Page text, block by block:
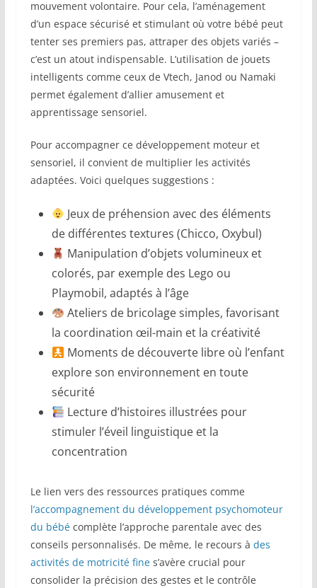
mouvement volontaire. Pour cela, l’aménagement
d’un espace sécurisé et stimulant où votre bébé peut
tenter ses premiers pas, attraper des objets variés –
c’est un atout indispensable. L’utilisation de jouets
intelligents comme ceux de Vtech, Janod ou Namaki
permet également d’allier amusement et
apprentissage sensoriel.
Pour accompagner ce développement moteur et
sensoriel, il convient de multiplier les activités
adaptées. Voici quelques suggestions :
Jeux de préhension avec des éléments
de différentes textures (Chicco, Oxybul)
Manipulation d’objets volumineux et
colorés, par exemple des Lego ou
Playmobil, adaptés à l’âge
Ateliers de bricolage simples, favorisant
la coordination œil-main et la créativité
Moments de découverte libre où l’enfant
explore son environnement en toute
sécurité
Lecture d’histoires illustrées pour
stimuler l’éveil linguistique et la
concentration
Le lien vers des ressources pratiques comme
l’accompagnement du développement psychomoteur
du bébécomplète l’approche parentale avec des
conseils personnalisés. De même, le recours à des
activités de motricité fines’avère crucial pour
consolider la précision des gestes et le contrôle